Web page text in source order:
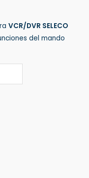
VCR/DVR SELECO
del mando